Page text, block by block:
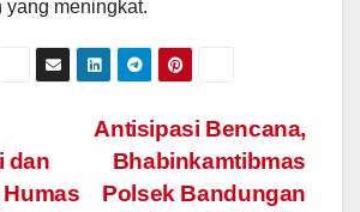
yang meningkat.
Antisipasi Bencana,
Bhabinkamtibmas
Polsek Bandungan
dan